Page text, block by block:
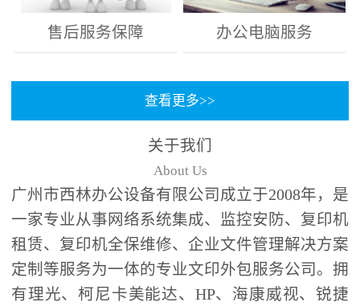
售后服务保障 办公电脑服务
查看更多>>
关于我们
About Us
广州市西林办公设备有限公司成立于2008年，是
一家专业从事网络系统集成、监控安防、复印机
租赁、复印机全保维修、企业文件管理解决方案
定制等服务为一体的专业文印外包服务公司。拥
有理光、柯尼卡美能达、HP、海康威视、锐捷